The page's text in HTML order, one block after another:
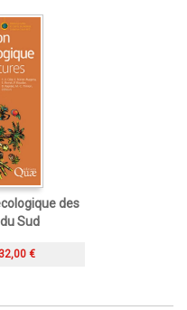
des
Sud
32,00 €